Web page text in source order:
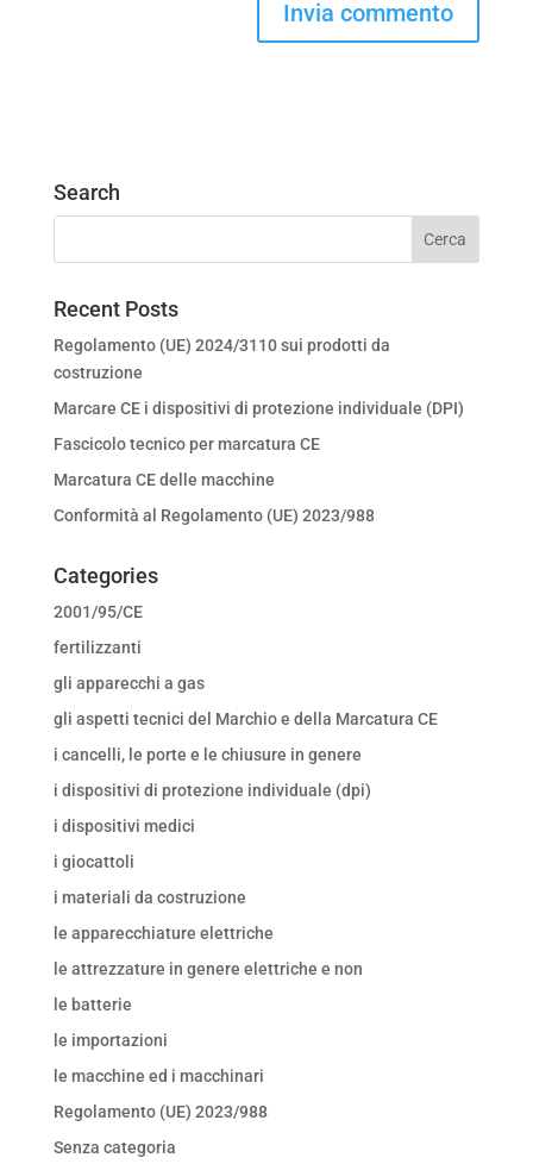
Search
Recent Posts
Regolamento (UE) 2024/3110 sui prodotti da
costruzione
Marcare CE i dispositivi di protezione individuale (DPI)
Fascicolo tecnico per marcatura CE
Marcatura CE delle macchine
Conformità al Regolamento (UE) 2023/988
Categories
2001/95/CE
fertilizzanti
gli apparecchi a gas
gli aspetti tecnici del Marchio e della Marcatura CE
i cancelli, le porte e le chiusure in genere
i dispositivi di protezione individuale (dpi)
i dispositivi medici
i giocattoli
i materiali da costruzione
le apparecchiature elettriche
le attrezzature in genere elettriche e non
le batterie
le importazioni
le macchine ed i macchinari
Regolamento (UE) 2023/988
Senza categoria